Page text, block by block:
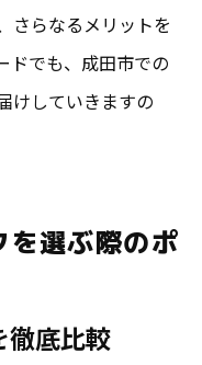
さらなるメリットを
ドでも、成田市での
けしていきますの
を選ぶ際のポ
徹底比較